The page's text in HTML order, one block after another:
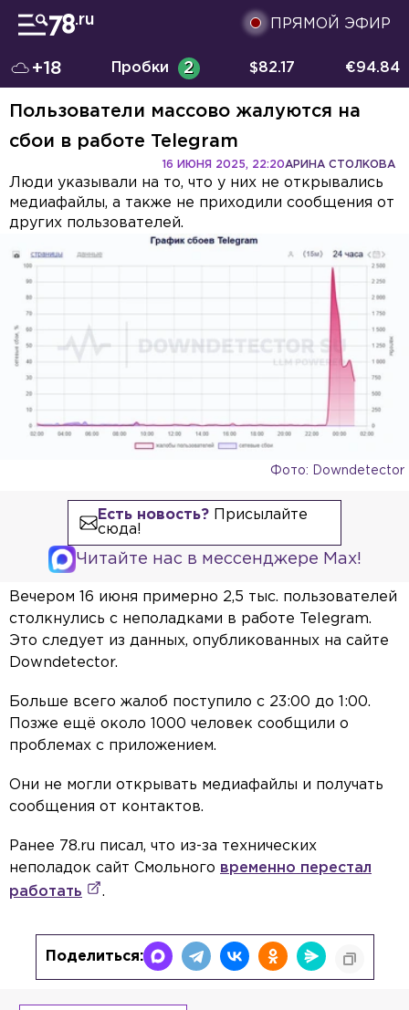
ПРЯМОЙ ЭФИР
+18 Пробки 2 $82.17 €94.84
Пользователи массово жалуются на
сбои в работе Telegram
АРИНА СТОЛКОВА
16 ИЮНЯ 2025, 22:20
Люди указывали на то, что у них не открывались
медиафайлы, а также не приходили сообщения от
других пользователей.
Фото: Downdetector
Есть новость?Присылайте
сюда!
Читайте нас в мессенджере Max!
Вечером 16 июня примерно 2,5 тыс. пользователей
столкнулись с неполадками в работе Telegram.
Это следует из данных, опубликованных на сайте
Downdetector.
Больше всего жалоб поступило с 23:00 до 1:00.
Позже ещё около 1000 человек сообщили о
проблемах с приложением.
Они не могли открывать медиафайлы и получать
сообщения от контактов.
Ранее 78.ru писал, что из-за технических
неполадок сайт Смольного временно перестал
работать
.
Поделиться: